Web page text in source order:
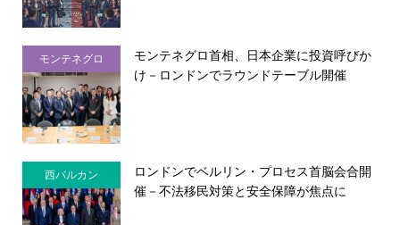
モンテネグロ
モンテネグロ首相、日本企業に投資呼びか
け－ロンドンでラウンドテーブル開催
西バルカン
ロンドンでベルリン・プロセス首脳会合開
催－不法移民対策と安全保障が焦点に